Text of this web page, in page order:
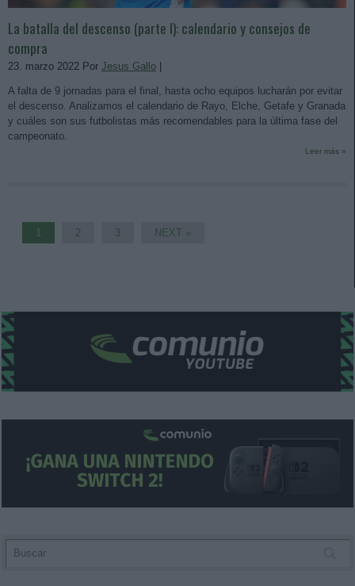
La batalla del descenso (parte I): calendario y consejos de
compra
23. marzo 2022 Por Jesus Gallo
A falta de 9 jornadas para el final, hasta ocho equipos lucharán por evitar
el descenso. Analizamos el calendario de Rayo, Elche, Getafe y Granada
y cuáles son sus futbolistas más recomendables para la última fase del
campeonato.
Leer más »
1 2 3 NEXT »